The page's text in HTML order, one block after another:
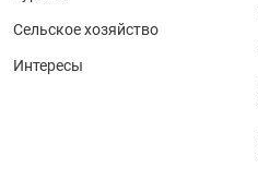
Сельское хозяйство
Интересы